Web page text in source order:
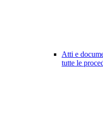
Atti e
tutte le